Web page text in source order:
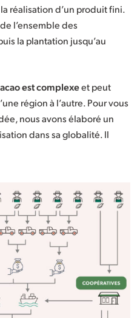
réalisation d’un produit fini.
l’ensemble des
la plantation jusqu’au
est complexeet peut
région à l’autre. Pour vous
nous avons élaboré un
dans sa globalité. Il